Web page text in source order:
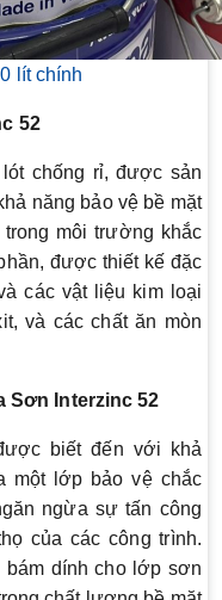
lít chính
52
chống rỉ, được sản
năng bảo vệ bề mặt
môi trường khắc
được thiết kế đặc
các vật liệu kim loại
và các chất ăn mòn
Sơn Interzinc 52
biết đến với khả
một lớp bảo vệ chắc
ngừa sự tấn công
của các công trình.
dính cho lớp sơn